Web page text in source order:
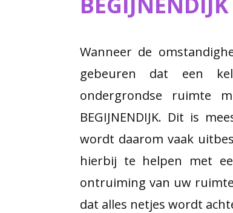
Wanneer de
gebeuren dat een
ondergrondse ruimte
BEGIJNENDIJK. Dit is
wordt daarom vaak
hierbij te helpen met
ontruiming van uw
dat alles netjes wordt